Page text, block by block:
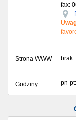
fax:
Strona WWW brak
Godziny pn-pt: